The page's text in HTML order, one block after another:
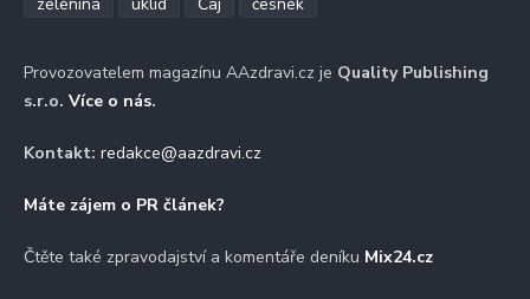
Provozovatelem magazínu AAzdravi.cz je Quality Publishing
s.r.o. Více o nás.
Kontakt: redakce@aazdravi.cz
Máte zájem o PR článek?
Čtěte také zpravodajství a komentáře deníku Mix24.cz